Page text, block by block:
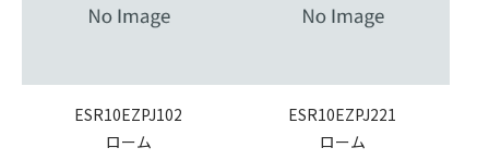
ESR10EZPJ102
ローム
ESR10EZPJ221
ローム